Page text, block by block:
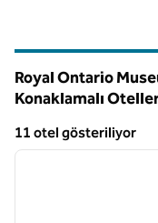
Royal Ontario
Konaklamalı
11 otel gösteriliyor
11 otel gösteriliyor
1 / 12